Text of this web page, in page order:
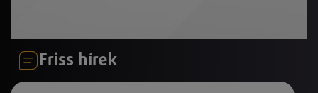
Friss hírek